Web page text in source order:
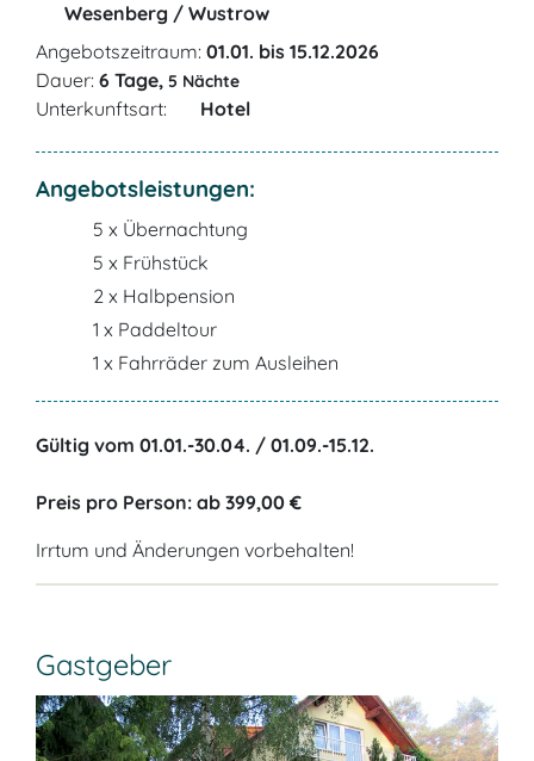
Wesenberg / Wustrow
Angebotszeitraum: 01.01. bis 15.12.2026
Dauer: 6 Tage, 5 Nächte
Unterkunftsart: Hotel
Angebotsleistungen:
5 x Übernachtung
5 x Frühstück
2 x Halbpension
1 x Paddeltour
1 x Fahrräder zum Ausleihen
Gültig vom 01.01.-30.04. / 01.09.-15.12.
Preis pro Person: ab 399,00 €
Irrtum und Änderungen vorbehalten!
Gastgeber